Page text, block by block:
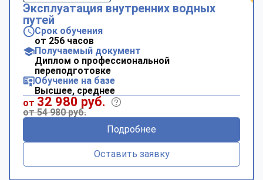
Эксплуатация внутренних водных
путей
Срок обучения
от 256 часов
Получаемый документ
Диплом о профессиональной
переподготовке
Обучение на базе
Высшее, среднее
от 32 980 руб.
от 54 980 руб.
Подробнее
Оставить заявку